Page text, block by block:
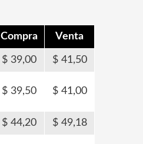
Compra Venta
39,00 41,50
39,50 41,00
44,20 49,18